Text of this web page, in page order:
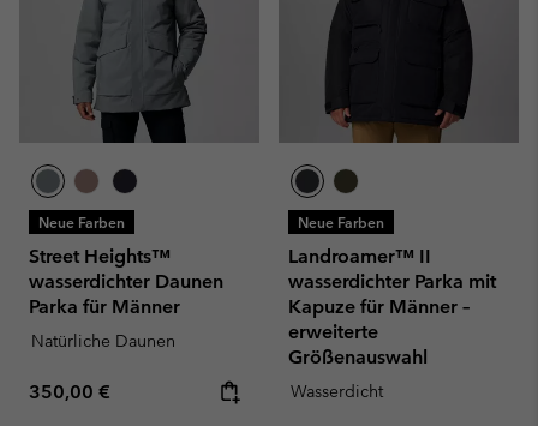
Neue Farben
Street Heights™
wasserdichter Daunen
Parka für Männer
Natürliche Daunen
Regular price:
350,00 €
Neue Farben
Landroamer™ II
wasserdichter Parka mit
Kapuze für Männer –
erweiterte
Größenauswahl
Wasserdicht